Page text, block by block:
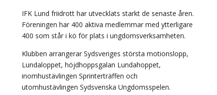
IFK Lund friidrott har utvecklats starkt de senaste åren.
Föreningen har 400 aktiva medlemmar med ytterligare
400 som står i kö för plats i ungdomsverksamheten.
Klubben arrangerar Sydsveriges största motionslopp,
Lundaloppet, höjdhoppsgalan Lundahoppet,
inomhustävlingen Sprinterträffen och
utomhustävlingen Sydsvenska Ungdomsspelen.